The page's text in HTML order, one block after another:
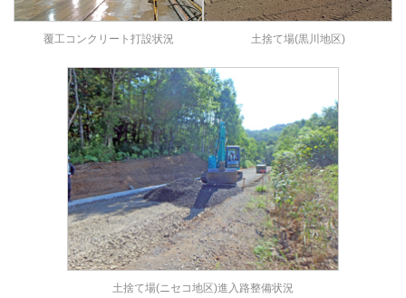
覆工コンクリート打設状況 土捨て場(黒川地区)
土捨て場(ニセコ地区)進入路整備状況